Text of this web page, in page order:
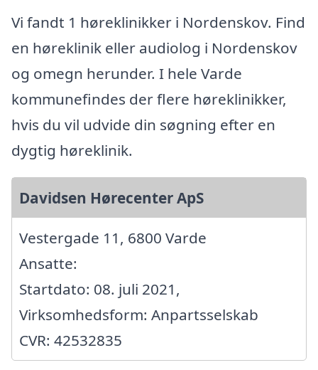
Vi fandt 1 høreklinikker i Nordenskov. Find
en høreklinik eller audiolog i Nordenskov
og omegn herunder. I hele Varde
kommunefindes der flere høreklinikker,
hvis du vil udvide din søgning efter en
dygtig høreklinik.
Davidsen Hørecenter ApS
Vestergade 11, 6800 Varde
Ansatte:
Startdato: 08. juli 2021,
Virksomhedsform: Anpartsselskab
CVR: 42532835